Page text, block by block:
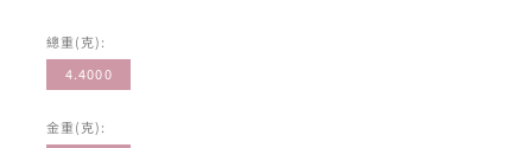
總重(克):
4.4000
金重(克):